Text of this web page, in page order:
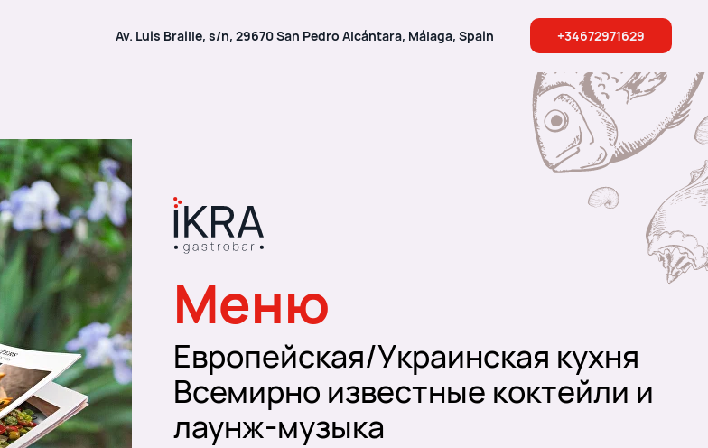
Av. Luis Braille, s/n, 29670 San Pedro Alcántara, Málaga, Spain +34672971629
Меню
Европейская/Украинская кухня
Всемирно известные коктейли и
лаунж-музыка